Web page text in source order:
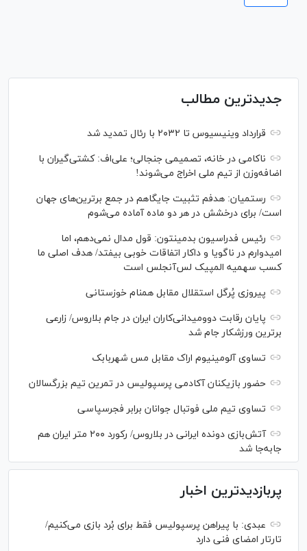
جدیدترین مطالب
قرارداد وینیسیوس تا ۲۰۳۲ با رئال‌ تمدید شد
ناکامی در خانه، تصمیمی جنجالی؛ علی‌اف: کشتی‌گیران با
اضافه‌وزن از تیم ملی اخراج می‌شوند!
رستمیان: هدفم تثبیت جایگاهم در جمع برترین‌های جهان
است/ برای درخشش در هر دو ماده آماده می‌شوم
رئیس فدراسیون بدمینتون: قول مدال نمی‌دهم، اما
امیدوارم در ناگویا و داکار اتفاقات خوبی بیفتد/ هدف اصلی ما
کسب سهمیه المپیک لس‌آنجلس است
پیروزی پُرگل استقلال مقابل همنام خوزستانی
پایان رقابت دوومیدانی‌کاران ایران در جام بلاروس/ زارعی
برترین ورزشکار جام شد
تساوی آلومینیوم اراک مقابل مس شهربابک
حضور بازیکنان آکادمی پرسپولیس در تمرین تیم بزرگسالان
تساوی تیم ملی فوتبال جوانان برابر فجرسپاسی
آتش‌بازی دونده ایرانی در بلاروس/ رکورد ۲۰۰ متر ایران هم
جابه‌جا شد
پربازدیدترین اخبار
عبدی: با پیراهن پرسپولیس فقط برای بُرد بازی می‌کنیم/
تارتار امضای فنی دارد